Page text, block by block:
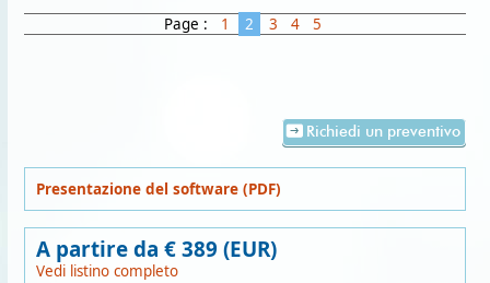
Page : 1 2 3 4 5
Richiedi un preventivo
Presentazione del software (PDF)
A partire da € 389 (EUR)
Vedi listino completo